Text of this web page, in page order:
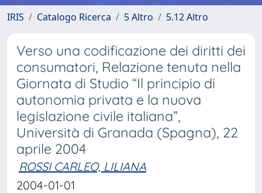
IRIS Catalogo Ricerca 5 Altro 5.12 Altro
Verso una codificazione dei diritti dei
consumatori, Relazione tenuta nella
Giornata di Studio “Il principio di
autonomia privata e la nuova
legislazione civile italiana”,
Università di Granada (Spagna), 22
aprile 2004
ROSSI CARLEO, LILIANA
2004-01-01